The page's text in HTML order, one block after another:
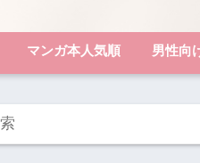
マンガ本人気順 男性向